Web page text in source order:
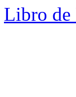
Libro de